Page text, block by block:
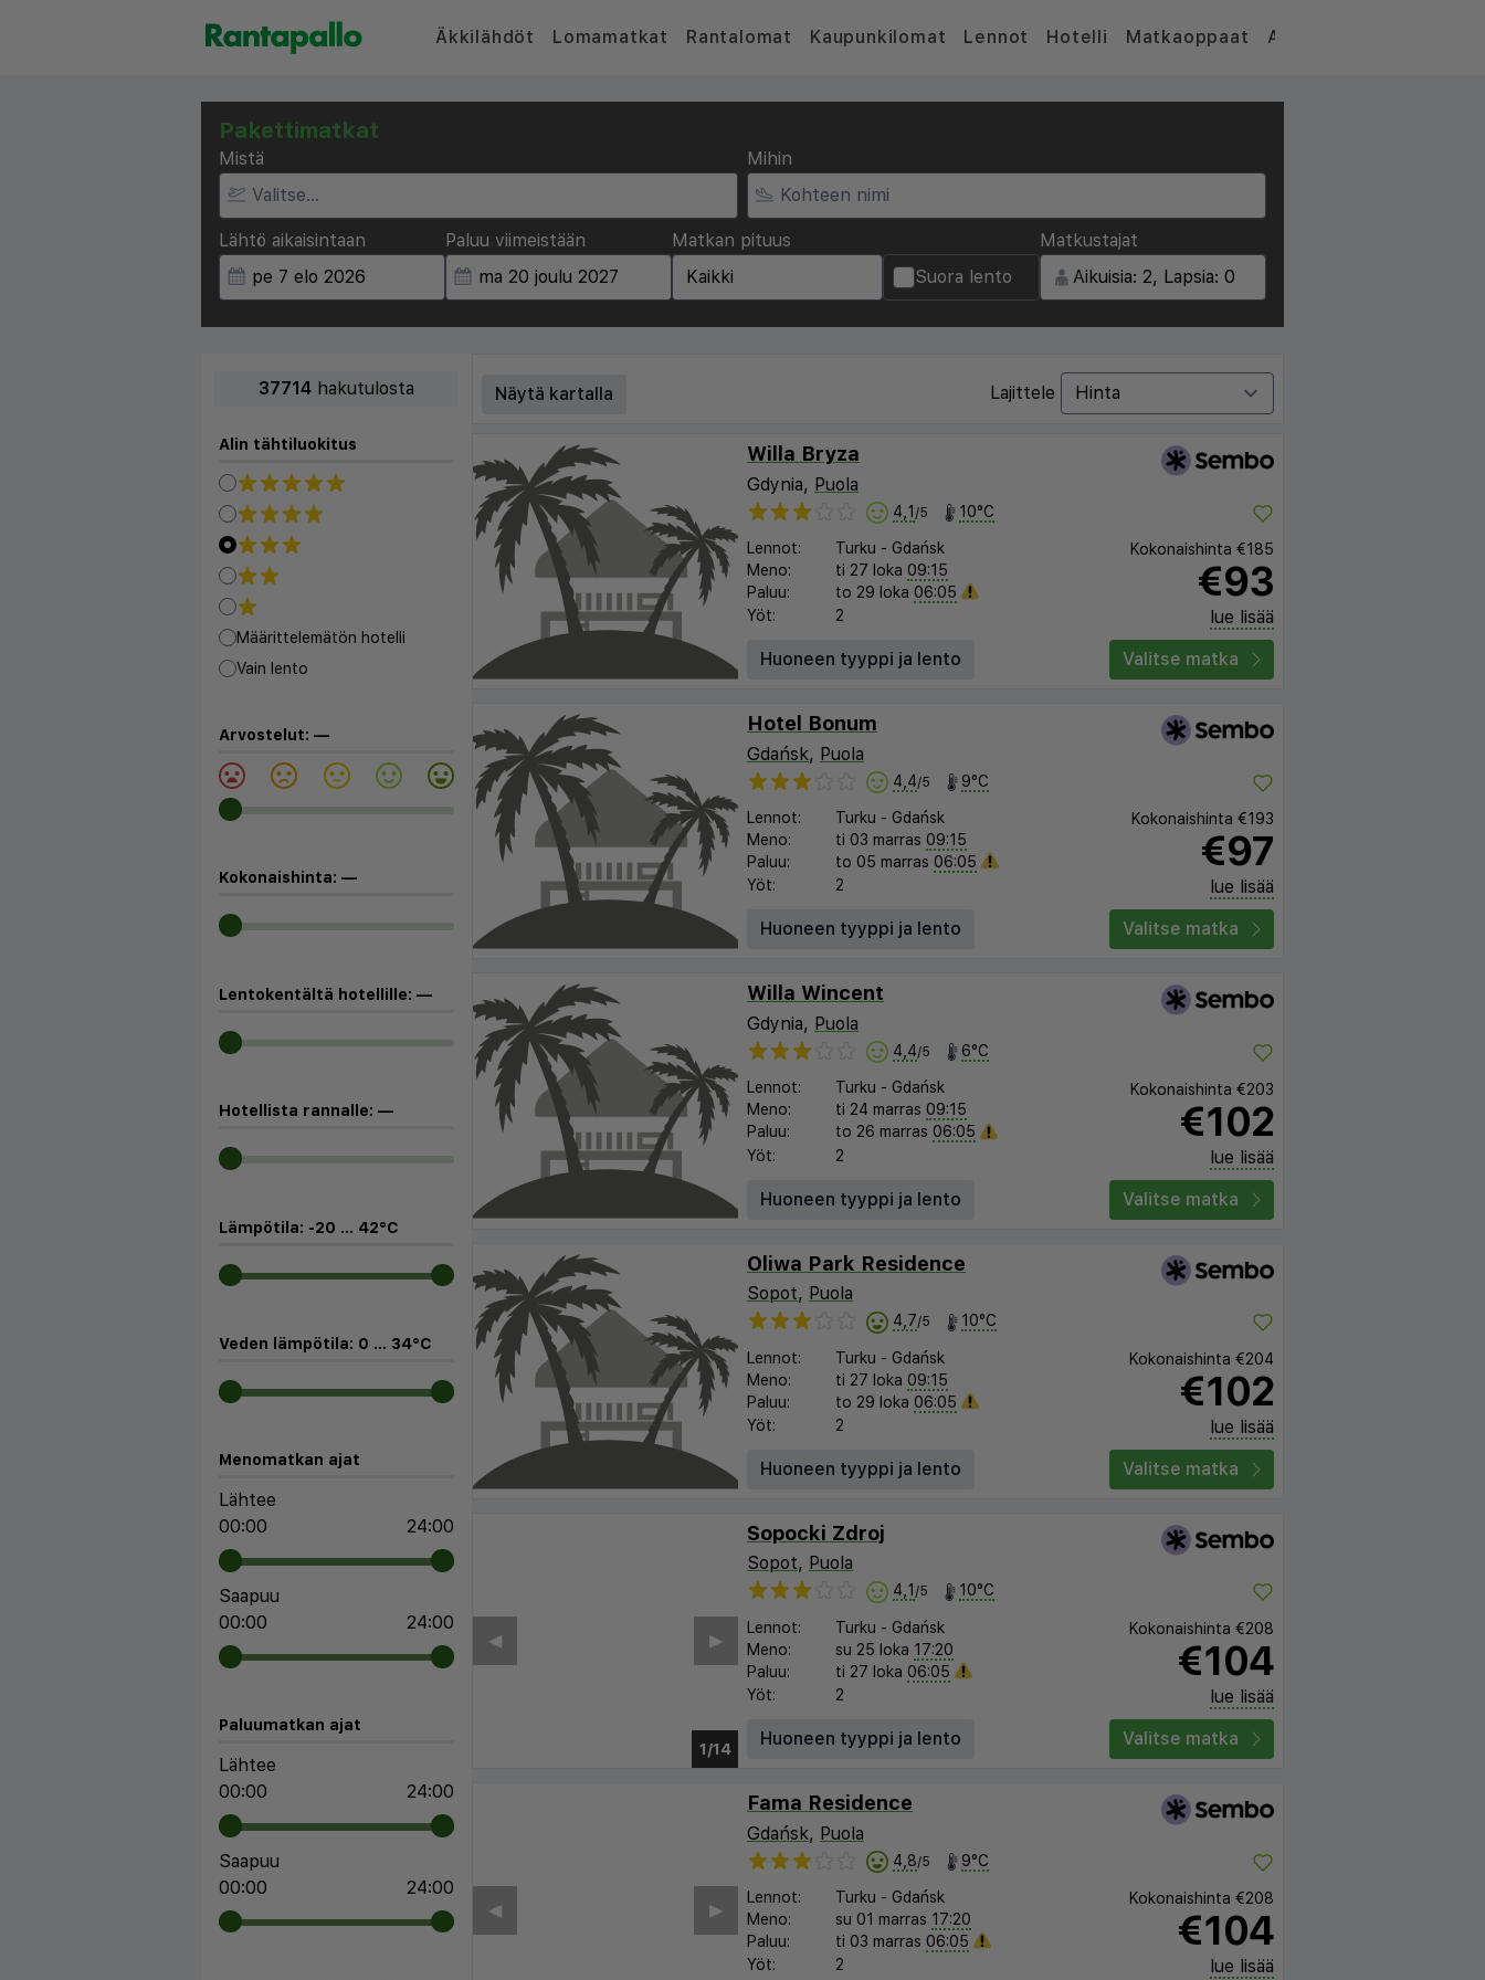
Äkkilähdöt Lomamatkat Rantalomat Kaupunkilomat Lennot Hotelli Matkaoppaat Artikkelit
Pakettimatkat
Mistä Mihin
Lähtö aikaisintaan Paluu viimeistään
Matkan pituus
Suora lento
Matkustajat
37714 hakutulosta
Alin tähtiluokitus
Määrittelemätön hotelli
Vain lento
Arvostelut: —
Kokonaishinta: —
Lentokentältä hotellille: —
Hotellista rannalle: —
Lämpötila: -20 ... 42°C
Veden lämpötila: 0 ... 34°C
Menomatkan ajat
Lähtee
00:00
24:00
Saapuu
00:00
24:00
Paluumatkan ajat
Lähtee
00:00
24:00
Saapuu
00:00
24:00
Näytä kartalla Lajittele
Willa Bryza
Gdynia, Puola
4,1 /5 10°C
Lennot: Turku - Gdańsk
Meno:
ti 27 loka 09:15
Paluu:
to 29 loka 06:05
Yöt:
2
Kokonaishinta €185
€93
lue lisää
Huoneen tyyppi ja lento
Valitse matka
Hotel Bonum
Gdańsk, Puola
4,4/5 9°C
Lennot: Turku - Gdańsk
Meno:
ti 03 marras 09:15
Paluu:
to 05 marras 06:05
Yöt:
2
Kokonaishinta €193
€97
lue lisää
Huoneen tyyppi ja lento
Valitse matka
Willa Wincent
Gdynia, Puola
4,4/5 6°C
Lennot: Turku - Gdańsk
Meno:
ti 24 marras 09:15
Paluu:
to 26 marras 06:05
Yöt:
2
Kokonaishinta €203
€102
lue lisää
Huoneen tyyppi ja lento
Valitse matka
Oliwa Park Residence
Sopot, Puola
4,7/5 10°C
Lennot: Turku - Gdańsk
Meno:
ti 27 loka 09:15
Paluu:
to 29 loka 06:05
Yöt:
2
Kokonaishinta €204
€102
lue lisää
Huoneen tyyppi ja lento
Valitse matka
1/8
▶︎
◀︎
Sopocki Zdroj
Sopot, Puola
4,1 /5 10°C
Lennot: Turku - Gdańsk
Meno:
su 25 loka 17:20
Paluu:
ti 27 loka 06:05
Yöt:
2
Kokonaishinta €208
€104
lue lisää
Huoneen tyyppi ja lento
Valitse matka
▶︎
◀︎
Fama Residence
Gdańsk, Puola
4,8/5 9°C
Lennot: Turku - Gdańsk
Meno:
su 01 marras 17:20
Paluu:
ti 03 marras 06:05
Yöt:
2
Kokonaishinta €208
€104
lue lisää